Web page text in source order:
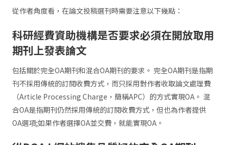
從作者角度看，在論文投稿選刊時需要注意以下幾點：
科研經費資助機構是否要求必須在開放取用
期刊上發表論文
包括關於完全OA期刊和混合OA期刊的要求。 完全OA期刊是指期
刊不採用傳統的訂閱收費方式，而只採用對作者收取論文處理費
（Article Processing Charge，簡稱APC）的方式實現OA。 混
合OA是指期刊仍然採用傳統的訂閱收費方式，但也為作者提供
OA選項;如果作者選擇OA並交費，就能實現OA。